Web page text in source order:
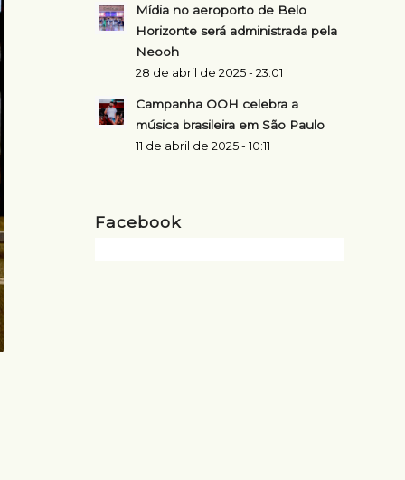
Mídia no aeroporto de Belo
Horizonte será administrada pela
Neooh
28 de abril de 2025 - 23:01
Campanha OOH celebra a
música brasileira em São Paulo
11 de abril de 2025 - 10:11
Facebook